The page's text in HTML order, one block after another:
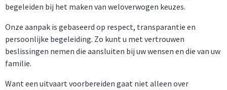
begeleiden bij het maken van weloverwogen keuzes.
Onze aanpak is gebaseerd op respect, transparantie en
persoonlijke begeleiding. Zo kunt u met vertrouwen
beslissingen nemen die aansluiten bij uw wensen en die van uw
familie.
Want een uitvaart voorbereiden gaat niet alleen over